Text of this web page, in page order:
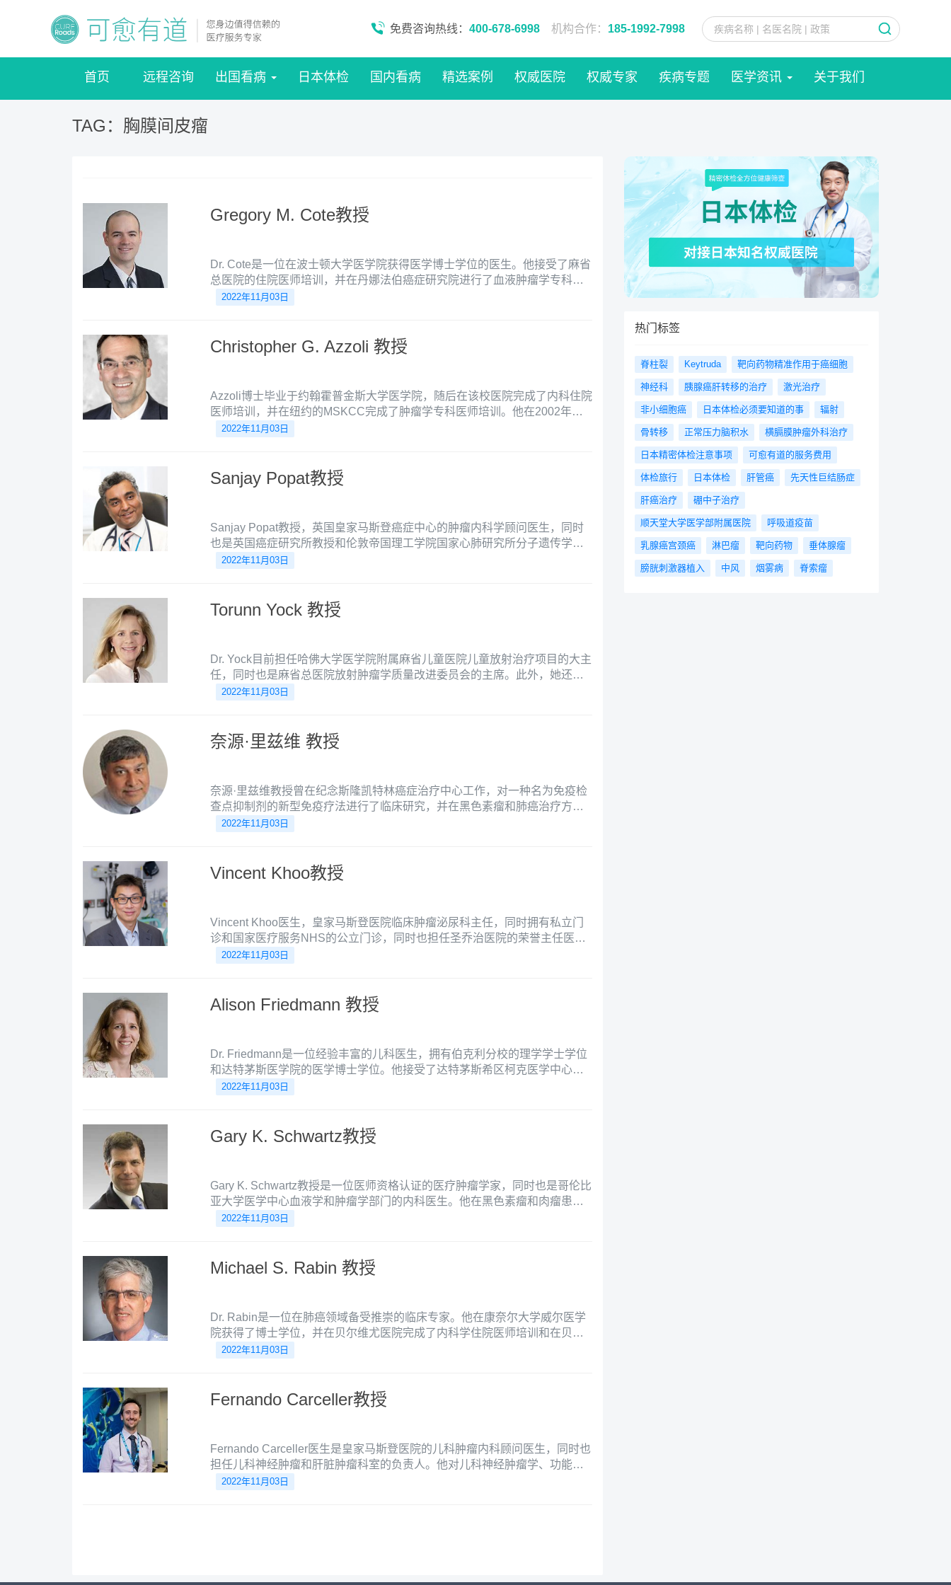
免费咨询热线： 400-678-6998 机构合作： 185-1992-7998
首页 远程咨询 出国看病 日本体检 国内看病 精选案例 权威医院 权威专家 疾病专题 医学资讯 关于我们
TAG：胸膜间皮瘤
Gregory M. Cote教授
Dr. Cote是一位在波士顿大学医学院获得医学博士学位的医生。他接受了麻省
总医院的住院医师培训，并在丹娜法伯癌症研究院进行了血液肿瘤学专科医
师的培训。
2022年11月03日
Christopher G. Azzoli 教授
Azzoli博士毕业于约翰霍普金斯大学医学院，随后在该校医院完成了内科住院
医师培训，并在纽约的MSKCC完成了肿瘤学专科医师培训。他在2002年至
2012年期间在MSKCC从事肿瘤科的临床和教学工作，并多次获得优秀教学
期刊评为“全美较佳医生”和“全美顶尖医生”。自2018年起，他担任布朗大学医
学院附属罗德岛医院肺癌中心主任。
2022年11月03日
Sanjay Popat教授
Sanjay Popat教授，英国皇家马斯登癌症中心的肿瘤内科学顾问医生，同时
也是英国癌症研究所教授和伦敦帝国理工学院国家心肺研究所分子遗传学和
基因组学的名誉临床高级讲师，擅长肺癌，间皮瘤和胸腺瘤。
2022年11月03日
Torunn Yock 教授
Dr. Yock目前担任哈佛大学医学院附属麻省儿童医院儿童放射治疗项目的大主
任，同时也是麻省总医院放射肿瘤学质量改进委员会的主席。此外，她还在
哈佛大学医学院担任放射肿瘤学教授。她的研究集中在儿童癌症患者和幸存
2022年11月03日
奈源·里兹维 教授
奈源·里兹维教授曾在纪念斯隆凯特林癌症治疗中心工作，对一种名为免疫检
查点抑制剂的新型免疫疗法进行了临床研究，并在黑色素瘤和肺癌治疗方面
取得了重要突破，该疗法已被FDA批准使用。
2022年11月03日
Vincent Khoo教授
Vincent Khoo医生，皇家马斯登医院临床肿瘤泌尿科主任，同时拥有私立门
诊和国家医疗服务NHS的公立门诊，同时也担任圣乔治医院的荣誉主任医
师，他擅长强度调控放射治疗，影像导引放射治疗，包括射波刀、化学疗
2022年11月03日
Alison Friedmann 教授
Dr. Friedmann是一位经验丰富的儿科医生，拥有伯克利分校的理学学士学位
和达特茅斯医学院的医学博士学位。他接受了达特茅斯希区柯克医学中心的
儿科住院医生培训，并在约翰霍普金斯医院完成了儿童血液肿瘤学的专科医
2022年11月03日
Gary K. Schwartz教授
Gary K. Schwartz教授是一位医师资格认证的医疗肿瘤学家，同时也是哥伦比
亚大学医学中心血液学和肿瘤学部门的内科医生。他在黑色素瘤和肉瘤患者
的治疗以及新药物开发方面被国际认可为专家。
2022年11月03日
Michael S. Rabin 教授
Dr. Rabin是一位在肺癌领域备受推崇的临床专家。他在康奈尔大学威尔医学
院获得了博士学位，并在贝尔维尤医院完成了内科学住院医师培训和在贝斯
以色列女执事医疗中心接受的肿瘤学专科医师培训。目前，他担任美国丹娜
2022年11月03日
Fernando Carceller教授
Fernando Carceller医生是皇家马斯登医院的儿科肿瘤内科顾问医生，同时也
担任儿科神经肿瘤和肝脏肿瘤科室的负责人。他对儿科神经肿瘤学、功能磁
共振成像和儿科药物开发有着浓厚的兴趣，并在许多小儿神经肿瘤学试验和
2022年11月03日
热门标签
脊柱裂 Keytruda 靶向药物精准作用于癌细胞
神经科 胰腺癌肝转移的治疗 激光治疗
非小细胞癌 日本体检必须要知道的事 辐射
骨转移 正常压力脑积水 横膈膜肿瘤外科治疗
日本精密体检注意事项 可愈有道的服务费用
体检旅行 日本体检 肝管癌 先天性巨结肠症
肝癌治疗 硼中子治疗
顺天堂大学医学部附属医院 呼吸道疫苗
乳腺癌宫颈癌 淋巴瘤 靶向药物 垂体腺瘤
膀胱刺激器植入 中风 烟雾病 脊索瘤